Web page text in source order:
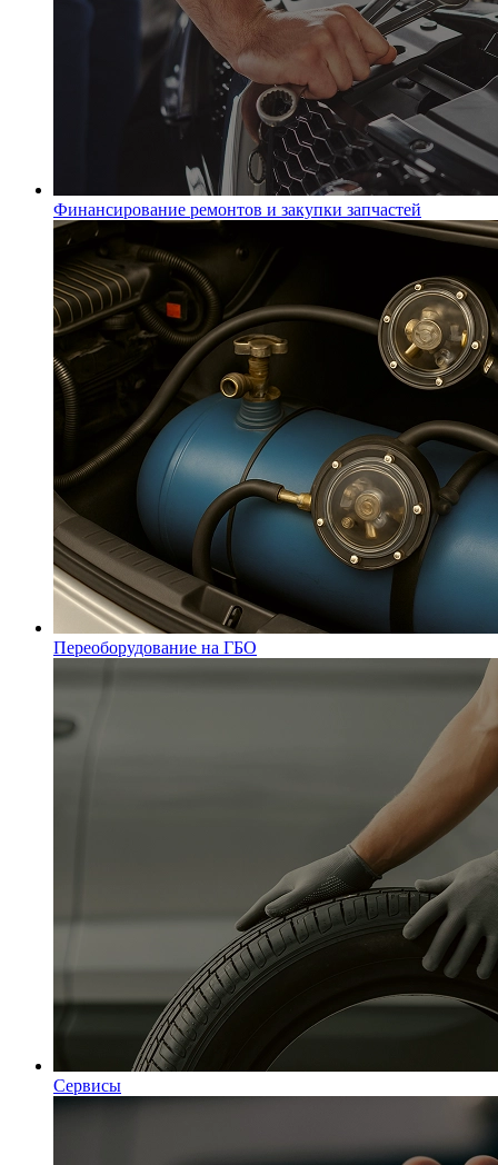
Финансирование ремонтов и закупки запчастей
Переоборудование на ГБО
Сервисы